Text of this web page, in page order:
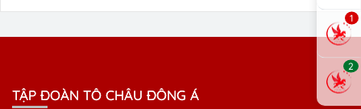
TẬP ĐOÀN TÔ CHÂU ĐÔNG Á
1
2